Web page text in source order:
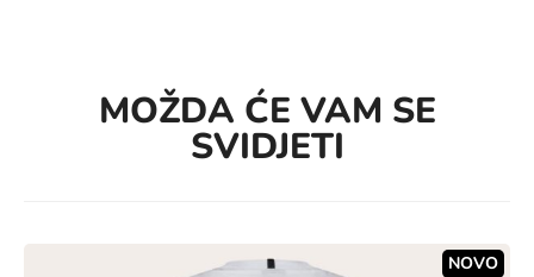
MOŽDA ĆE VAM SE
SVIDJETI
NOVO